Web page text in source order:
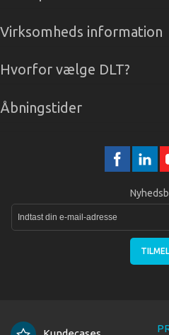
Virksomheds information
Hvorfor vælge DLT?
Åbningstider